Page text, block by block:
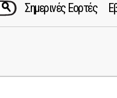
Σημερινές Εορτές